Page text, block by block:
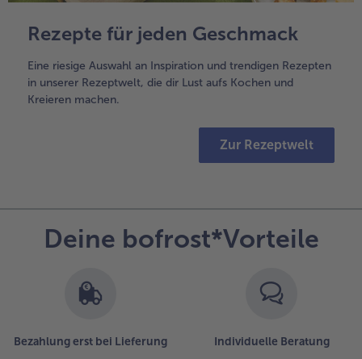
Rezepte für jeden Geschmack
Eine riesige Auswahl an Inspiration und trendigen Rezepten
in unserer Rezeptwelt, die dir Lust aufs Kochen und
Kreieren machen.
Zur Rezeptwelt
Deine bofrost*Vorteile
Bezahlung erst bei Lieferung Individuelle Beratung